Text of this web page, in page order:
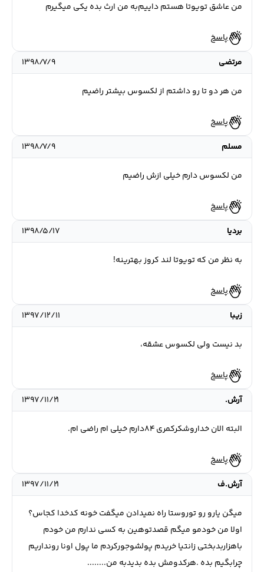
من عاشق تویوتا هستم داییم‌به من ارث بده یکی میگیرم
پاسخ
مرتضی
۱۳۹۸/۷/۹
من هر دو تا رو داشتم از لکسوس بیشتر راضیم
پاسخ
مسلم
۱۳۹۸/۷/۹
من لکسوس دارم خیلی ازش راضیم
پاسخ
بردیا
۱۳۹۸/۵/۱۷
به نظر من که تویوتا لند کروز بهترینه!
پاسخ
زیبا
۱۳۹۷/۱۲/۱۱
بد نیست ولی لکسوس عشقه،
پاسخ
آرش.
۱۳۹۷/۱۱/۲۱
البته الان خداروشکرکمری ۸۴دارم خیلی ام راضی ام.
پاسخ
آرش.ف
۱۳۹۷/۱۱/۲۱
میگن یارو رو توروستا راه نمیدادن میگفت خونه کدخدا کجاس؟
اولا من خودمو میگم قصدتوهین به کسی ندارم من خودم
باهزاربدبختی زانتیا خریدم پولشوجورکردم ما پول اونا رونداریم
چرابگیم بده .هرکدومش بده بدیدبه من........‌